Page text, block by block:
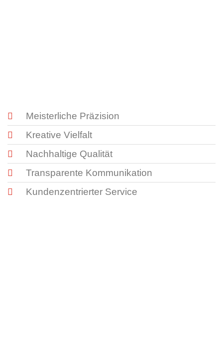
Meisterliche Präzision
Kreative Vielfalt
Nachhaltige Qualität
Transparente Kommunikation
Kundenzentrierter Service